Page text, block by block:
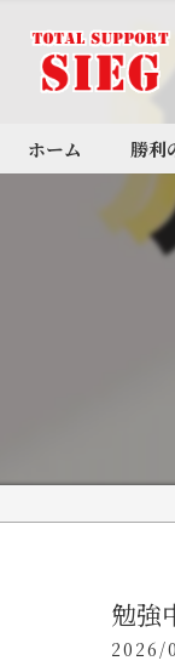
ホーム 勝利
BLOG
勉強
2026/